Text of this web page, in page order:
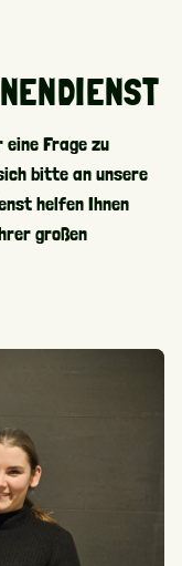
eine Frage zu
bitte an unsere
helfen Ihnen
großen